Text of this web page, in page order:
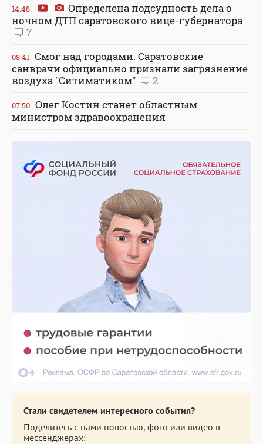
14:48
Определена подсудность дела о
ночном ДТП саратовского вице-губернатора
7
08:41 Смог над городами. Саратовские
санврачи официально признали загрязнение
воздуха "Ситиматиком"
2
07:50 Олег Костин станет областным
министром здравоохранения
Стали свидетелем интересного события?
Поделитесь с нами новостью, фото или видео в
мессенджерах: